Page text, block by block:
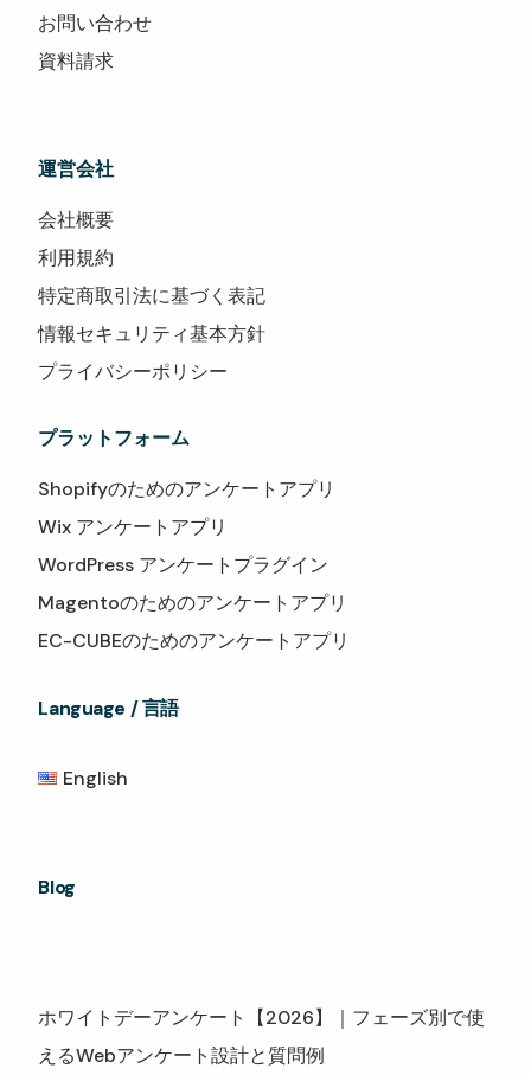
お問い合わせ
資料請求
運営会社
会社概要
利用規約
特定商取引法に基づく表記
情報セキュリティ基本方針
プライバシーポリシー
プラットフォーム
Shopifyのためのアンケートアプリ
Wix アンケートアプリ
WordPress アンケートプラグイン
Magentoのためのアンケートアプリ
EC-CUBEのためのアンケートアプリ
Language / 言語
English
Blog
ホワイトデーアンケート【2026】｜フェーズ別で使
えるWebアンケート設計と質問例